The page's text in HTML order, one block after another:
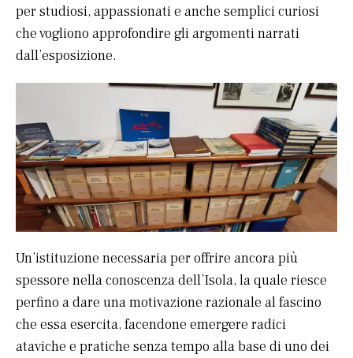
per studiosi, appassionati e anche semplici curiosi
che vogliono approfondire gli argomenti narrati
dall’esposizione.
Un’istituzione necessaria per offrire ancora più
spessore nella conoscenza dell’Isola, la quale riesce
perfino a dare una motivazione razionale al fascino
che essa esercita, facendone emergere radici
ataviche e pratiche senza tempo alla base di uno dei